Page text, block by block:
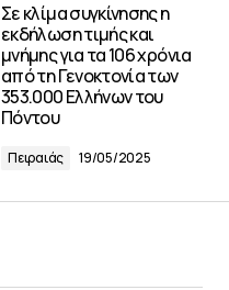
Σε κλίμα συγκίνησης η
εκδήλωση τιμής και
μνήμης για τα 106 χρόνια
από τη Γενοκτονία των
353.000 Ελλήνων του
Πόντου
Πειραιάς 19/05/2025